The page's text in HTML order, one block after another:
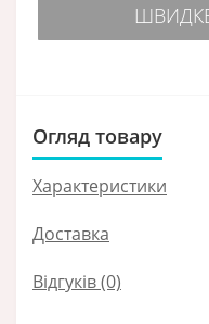
Огляд товару
Характеристики
Доставка
Відгуків (0)